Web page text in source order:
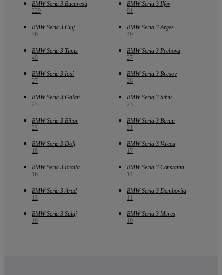
BMW Seria 3 Bucuresti
229
BMW Seria 3 Ilfov
91
BMW Seria 3 Cluj
76
BMW Seria 3 Arges
49
BMW Seria 3 Timis
49
BMW Seria 3 Prahova
27
BMW Seria 3 Iasi
27
BMW Seria 3 Brasov
26
BMW Seria 3 Galati
23
BMW Seria 3 Sibiu
23
BMW Seria 3 Bihor
23
BMW Seria 3 Bacau
21
BMW Seria 3 Dolj
18
BMW Seria 3 Valcea
17
BMW Seria 3 Braila
16
BMW Seria 3 Constanta
14
BMW Seria 3 Arad
13
BMW Seria 3 Dambovita
11
BMW Seria 3 Salaj
10
BMW Seria 3 Mures
10